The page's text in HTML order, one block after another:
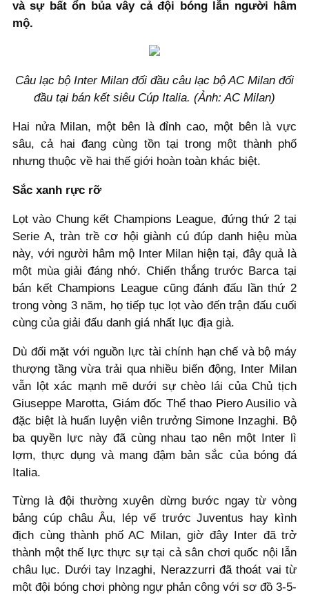
và sự bất ổn bủa vây cả đội bóng lẫn người hâm
mộ.
Câu lạc bộ Inter Milan đối đầu câu lạc bộ AC Milan đối
đầu tại bán kết siêu Cúp Italia. (Ảnh: AC Milan)
Hai nửa Milan, một bên là đỉnh cao, một bên là vực
sâu, cả hai đang cùng tồn tại trong một thành phố
nhưng thuộc về hai thế giới hoàn toàn khác biệt.
Sắc xanh rực rỡ
Lọt vào Chung kết Champions League, đứng thứ 2 tại
Serie A, tràn trề cơ hội giành cú đúp danh hiệu mùa
này, với người hâm mộ Inter Milan hiện tại, đây quả là
một mùa giải đáng nhớ. Chiến thắng trước Barca tại
bán kết Champions League cũng đánh đấu lần thứ 2
trong vòng 3 năm, họ tiếp tục lọt vào đến trận đấu cuối
cùng của giải đấu danh giá nhất lục địa già.
Dù đối mặt với nguồn lực tài chính hạn chế và bộ máy
thượng tầng vừa trải qua nhiều biến động, Inter Milan
vẫn lột xác mạnh mẽ dưới sự chèo lái của Chủ tịch
Giuseppe Marotta, Giám đốc Thể thao Piero Ausilio và
đặc biệt là huấn luyện viên trưởng Simone Inzaghi. Bộ
ba quyền lực này đã cùng nhau tạo nên một Inter lì
lợm, thực dụng và mang đậm bản sắc của bóng đá
Italia.
Từng là đội thường xuyên dừng bước ngay từ vòng
bảng cúp châu Âu, lép vế trước Juventus hay kình
địch cùng thành phố AC Milan, giờ đây Inter đã trở
thành một thế lực thực sự tại cả sân chơi quốc nội lẫn
châu lục. Dưới tay Inzaghi, Nerazzurri đã thoát vai từ
một đội bóng chơi phòng ngự phản công với sơ đồ 3-5-